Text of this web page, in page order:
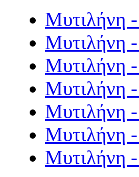
Μυτιλήνη
Μυτιλήνη
Μυτιλήνη
Μυτιλήνη
Μυτιλήνη
Μυτιλήνη
Μυτιλήνη